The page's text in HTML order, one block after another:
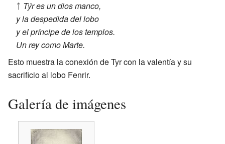
ᛏ Týr es un dios manco,
y la despedida del lobo
y el príncipe de los templos.
Un rey como Marte.
Esto muestra la conexión de Tyr con la valentía y su
sacrificio al lobo Fenrir.
Galería de imágenes